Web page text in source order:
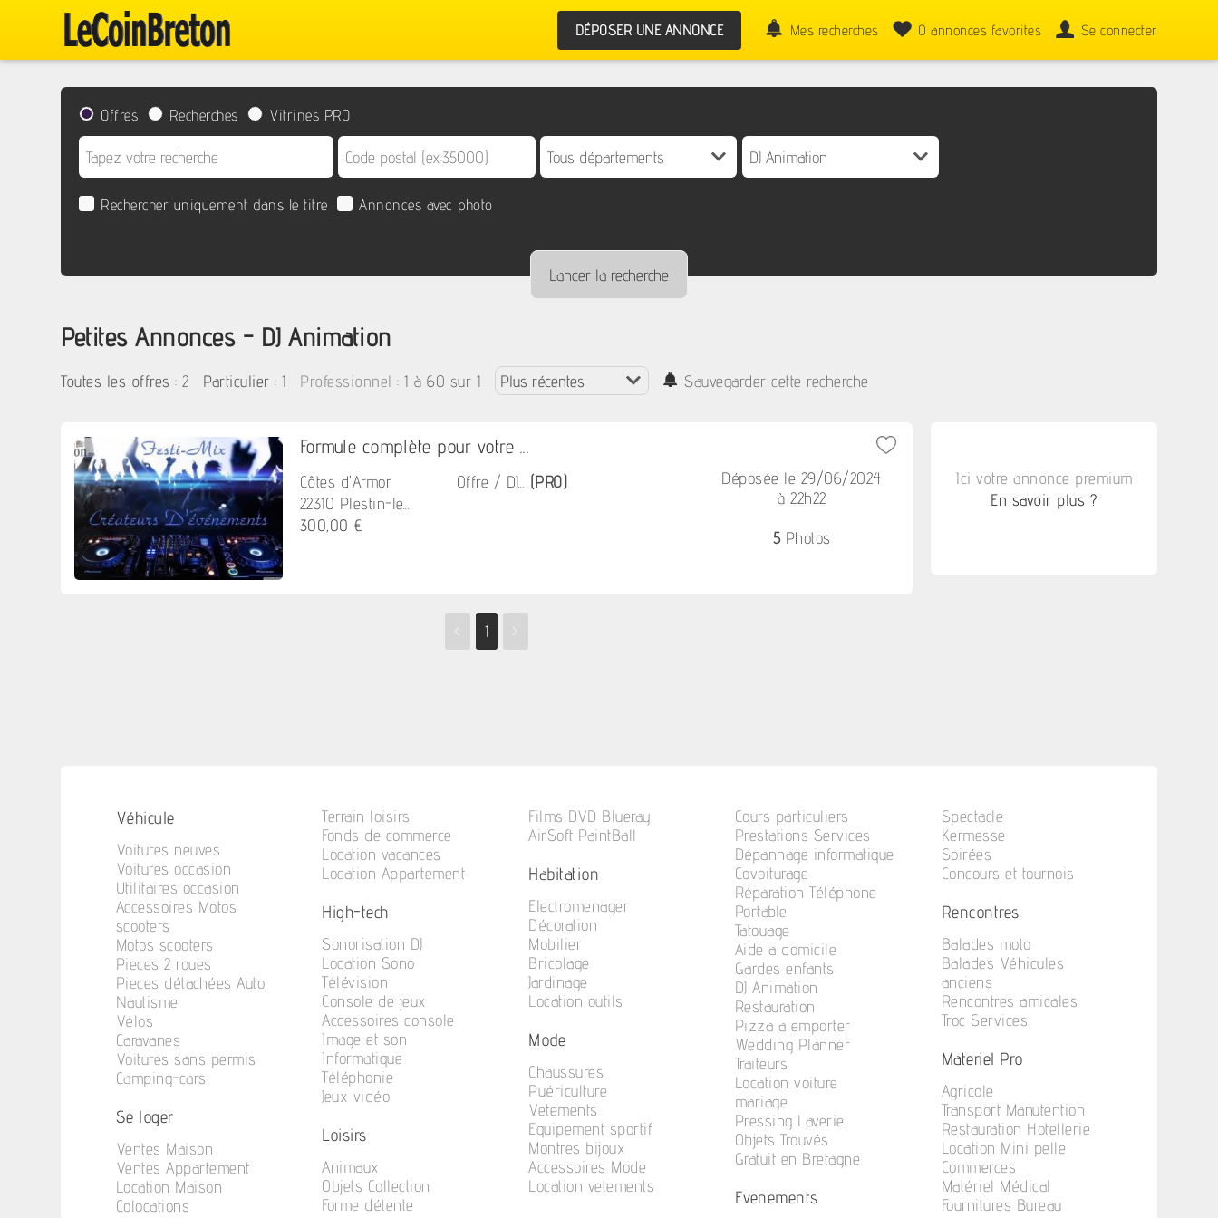
DÉPOSER UNE ANNONCE Mes recherches 0 annonces favorites Se connecter
Offres Recherches Vitrines PRO
Rechercher uniquement dans le titre Annonces avec photo
Petites Annonces - DJ Animation
Toutes les offres : 2 Particulier : 1 Professionnel : 1 à 60 sur 1 Sauvegarder cette recherche
Formule complète pour votre ...
Côtes d'Armor
22310 Plestin-le...
300,00 €
Offre / DJ... (PRO)
Déposée le 29/06/2024
à 22h22
5Photos
< 1 >
Ici votre annonce premium
En savoir plus ?
Véhicule
Voitures neuves
Voitures occasion
Utilitaires occasion
Accessoires Motos
scooters
Motos scooters
Pieces 2 roues
Pieces détachées Auto
Nautisme
Vélos
Caravanes
Voitures sans permis
Camping-cars
Se loger
Ventes Maison
Ventes Appartement
Location Maison
Colocations
Terrain loisirs
Fonds de commerce
Location vacances
Location Appartement
High-tech
Sonorisation DJ
Location Sono
Télévision
Console de jeux
Accessoires console
Image et son
Informatique
Téléphonie
Jeux vidéo
Loisirs
Animaux
Objets Collection
Forme détente
Films DVD Blueray
AirSoft PaintBall
Habitation
Electromenager
Décoration
Mobilier
Bricolage
Jardinage
Location outils
Mode
Chaussures
Puériculture
Vetements
Equipement sportif
Montres bijoux
Accessoires Mode
Location vetements
Cours particuliers
Prestations Services
Dépannage informatique
Covoiturage
Réparation Téléphone
Portable
Tatouage
Aide a domicile
Gardes enfants
DJ Animation
Restauration
Pizza a emporter
Wedding Planner
Traiteurs
Location voiture
mariage
Pressing Laverie
Objets Trouvés
Gratuit en Bretagne
Evenements
Spectacle
Kermesse
Soirées
Concours et tournois
Rencontres
Balades moto
Balades Véhicules
anciens
Rencontres amicales
Troc Services
Materiel Pro
Agricole
Transport Manutention
Restauration Hotellerie
Location Mini pelle
Commerces
Matériel Médical
Fournitures Bureau